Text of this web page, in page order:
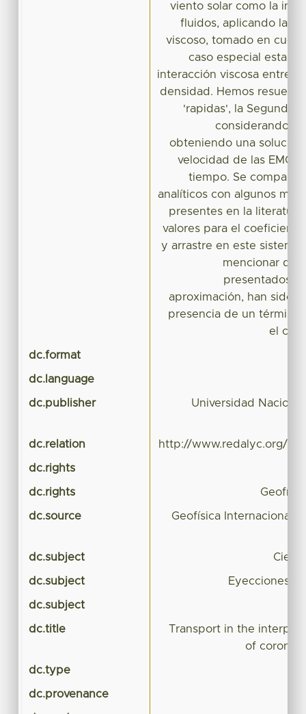
viento solar como la
fluidos, aplicando la
viscoso, tomado en
caso especial
interacción viscosa entre
densidad. Hemos resuelto
'rapidas', la Segunda
considerando
obteniendo una solución
velocidad de las
tiempo. Se
analíticos con algunos
presentes en la
valores para el
y arrastre en este
mencionar
presentados,
aproximación, han sido
presencia de un término
el
dc.format
dc.language
dc.publisher Universidad
dc.relation http://www.redalyc.org/
dc.rights
dc.rights
dc.source Geofísica Internacional
dc.subject
dc.subject Eyecciones
dc.subject
dc.title
Transport in the
of coronal
dc.type
dc.provenance